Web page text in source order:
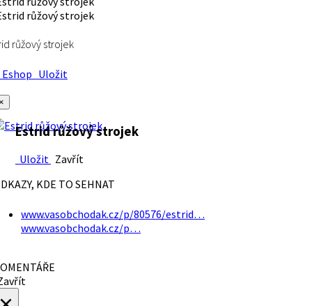
růžový strojek
Uložit
Estrid růžový strojek
Uložit Zavřít
KDE TO SEHNAT
www.vasobchodak.cz/p/80576/estrid…
www.vasobchodak.cz/p…